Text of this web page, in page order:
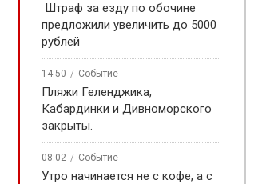
️ Штраф за езду по обочине
предложили увеличить до 5000
рублей
14:50 Событие
️Пляжи Геленджика,
Кабардинки и Дивноморского
закрыты.
08:02 Событие
Утро начинается не с кофе, а с